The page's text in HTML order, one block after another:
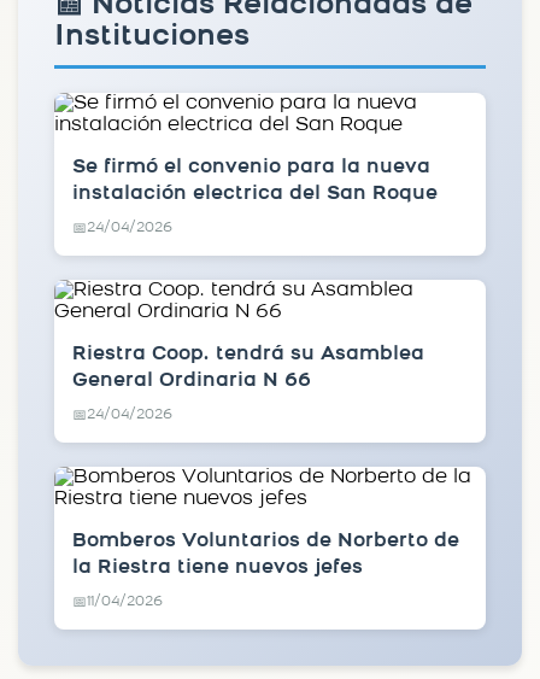
Instituciones
Se firmó el convenio para la nueva
instalación electrica del San Roque
📅24/04/2026
Riestra Coop. tendrá su Asamblea
General Ordinaria N 66
📅24/04/2026
Bomberos Voluntarios de Norberto de
la Riestra tiene nuevos jefes
📅11/04/2026